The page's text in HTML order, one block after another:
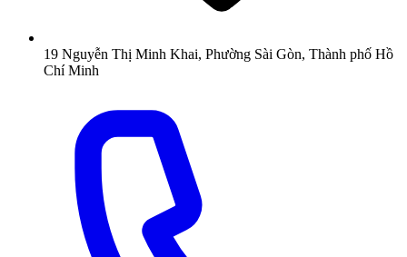
19 Nguyễn Thị Minh Khai, Phường Sài Gòn, Thành phố Hồ
Chí Minh